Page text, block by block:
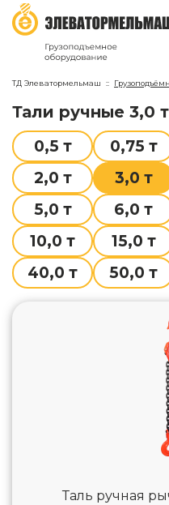
ТД Элеватормельмаш
тали ручные 3,0 т
0,5 т 0,75 т
2,0 т
3,0 т
5,0 т
6,0 т
10,0 т
15,0 т
40,0 т
50,0 т
Таль ручная